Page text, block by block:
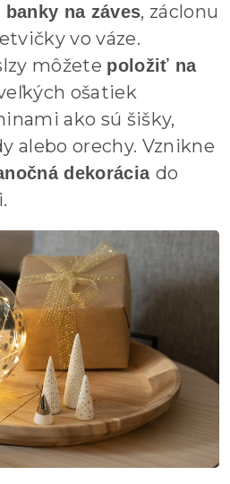
banky na záves, záclonu
vo váze.
môžete položiť na
ošatiek
ako sú šišky,
alebo orechy. Vznikne
dekorácia do